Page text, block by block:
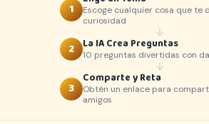
1
Escoge cualquier cosa que te
curiosidad
2 La IA Crea Preguntas
10 preguntas divertidas con
3
Comparte y Reta
Obtén un enlace para
amigos